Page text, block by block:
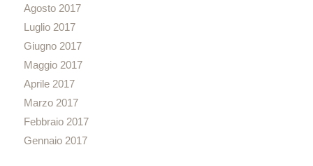
Agosto 2017
Luglio 2017
Giugno 2017
Maggio 2017
Aprile 2017
Marzo 2017
Febbraio 2017
Gennaio 2017